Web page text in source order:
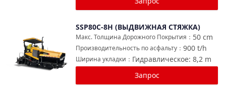
SSP80C-8H (ВЫДВИЖНАЯ СТЯЖКА)
50 cm
Макс. Толщина Дорожного Покрытия ：
900 t/h
Производительность по асфальту ：
Гидравлическое: 8,2 m
Ширина укладки ：
Запрос